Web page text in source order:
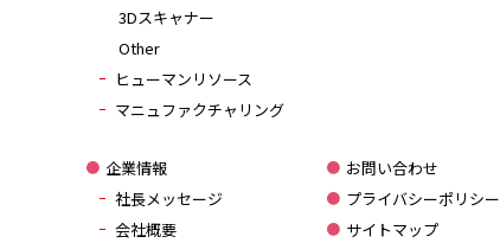
3Dスキャナー
Other
ヒューマンリソース
マニュファクチャリング
企業情報
社長メッセージ
会社概要
お問い合わせ
プライバシーポリシー
サイトマップ